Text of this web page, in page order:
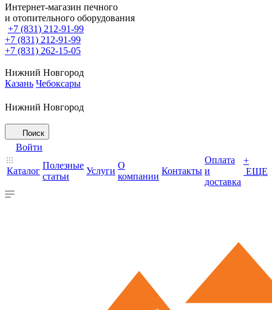
Интернет-магазин печного
и отопительного оборудования
+7 (831) 212-91-99
+7 (831) 212-91-99
+7 (831) 262-15-05
Нижний Новгород
Казань Чебоксары
Нижний Новгород
Поиск
Войти
Каталог
Полезные
статьи
Услуги
О
компании
Контакты
Оплата
и
доставка
+
ЕЩЕ